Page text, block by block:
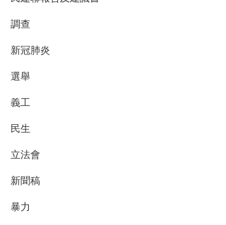
調查
新冠肺炎
選舉
義工
民生
立法會
新聞稿
暴力